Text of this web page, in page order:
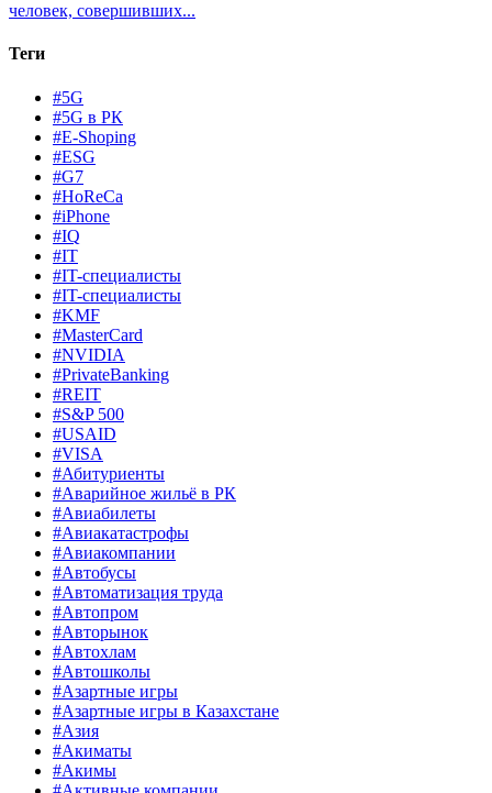
человек, совершивших...
Теги
#5G
#5G в РК
#E-Shoping
#ESG
#G7
#HoReCa
#iPhone
#IQ
#IT
#IT-специалисты
#IT-специалисты
#KMF
#MasterCard
#NVIDIA
#PrivateBanking
#REIT
#S&P 500
#USAID
#VISA
#Абитуриенты
#Аварийное жильё в РК
#Авиабилеты
#Авиакатастрофы
#Авиакомпании
#Автобусы
#Автоматизация труда
#Автопром
#Авторынок
#Автохлам
#Автошколы
#Азартные игры
#Азартные игры в Казахстане
#Азия
#Акиматы
#Акимы